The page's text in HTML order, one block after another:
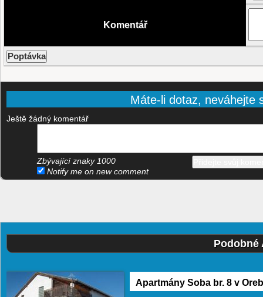
Komentář
Máte-li dotaz, neváhejte
Ještě žádný komentář
Zbývající znaky 1000
Notify me on new comment
Podobné
Apartmány Soba br. 8 v